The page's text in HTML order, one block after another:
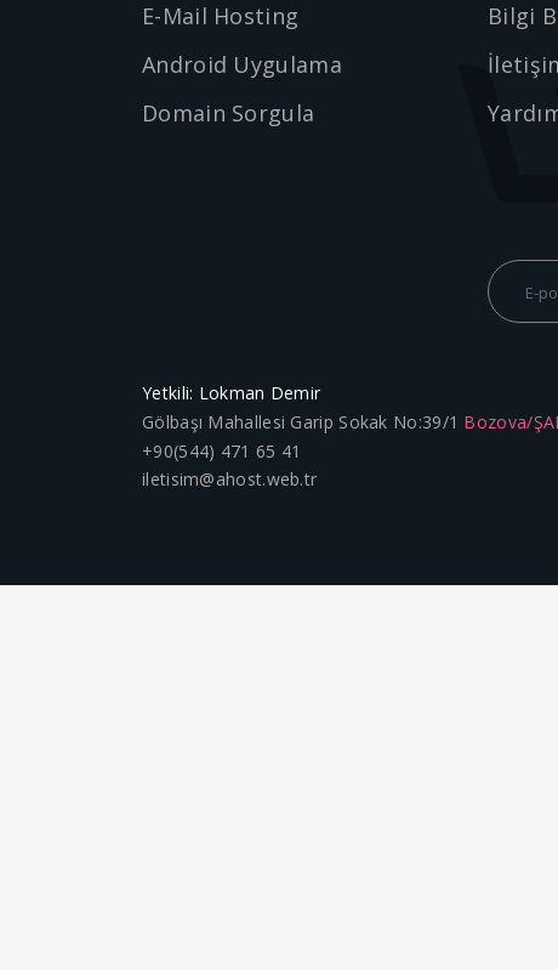
E-Mail Hosting
Android Uygulama
Domain Sorgula
Bilgi
Yetkili: Lokman Demir
Gölbaşı Mahallesi Garip Sokak No:39/1 Bozova/
+90(544) 471 65 41
iletisim@ahost.web.tr